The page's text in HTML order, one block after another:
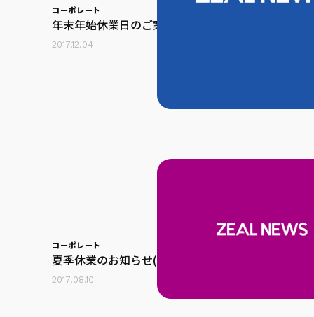
コーポレート
年末年始休業日のご案内(本社機能)
2017.12.04
コーポレート
夏季休業のお知らせ(本社機能)
2017.08.10